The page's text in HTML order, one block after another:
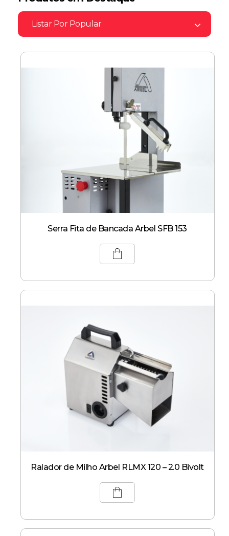
Listar Por Popular
Serra Fita de Bancada Arbel SFB 153
Ralador de Milho Arbel RLMX 120 – 2.0 Bivolt